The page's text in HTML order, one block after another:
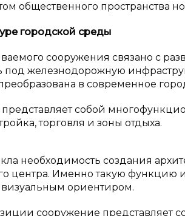
общественного пространства
городской среды
сооружения связано с
под железнодорожную
в современное
собой
торговля и зоны отдыха.
необходимость создания
центра. Именно такую функцию и
ориентиром.
сооружение представляет